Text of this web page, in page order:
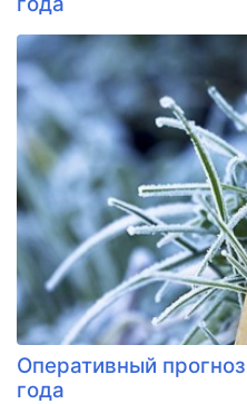
Оперативный
года